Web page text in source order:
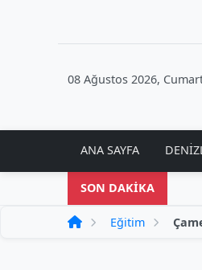
08 Ağustos 2026,
ANA SAYFA
SON DAKİKADenizli
Eğitim